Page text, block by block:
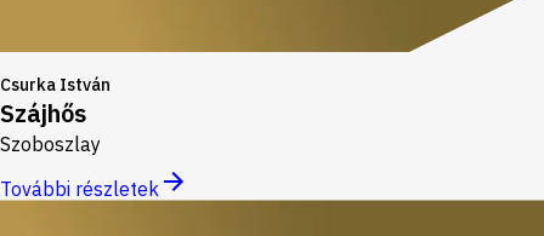
Csurka István
Szájhős
Szoboszlay
További részletek